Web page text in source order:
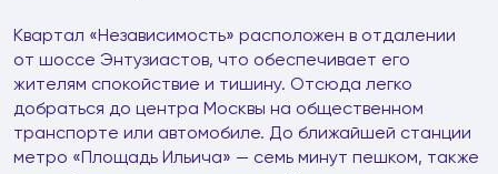
Квартал «Независимость» расположен в отдалении
от шоссе Энтузиастов, что обеспечивает его
жителям спокойствие и тишину. Отсюда легко
добраться до центра Москвы на общественном
транспорте или автомобиле. До ближайшей станции
метро «Площадь Ильича» — семь минут пешком, также